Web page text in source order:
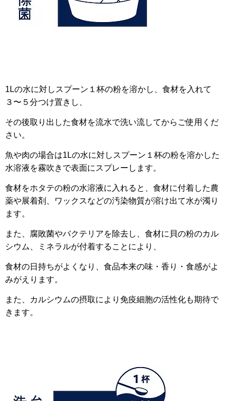
1Lの水に対しスプーン１杯の粉を溶かし、食材を入れて
３〜５分つけ置きし、
その後取り出した食材を流水で洗い流してからご使用くだ
さい。
魚や肉の場合は1Lの水に対しスプーン１杯の粉を溶かした
水溶液を霧吹きで表面にスプレーします。
食材をホタテの粉の水溶液に入れると、食材に付着した農
薬や展着剤、ワックスなどの汚染物質が溶け出て水が濁り
ます。
また、腐敗菌やバクテリアを除去し、食材に貝の粉のカル
シウム、ミネラルが付着することにより、
食材の日持ちがよくなり、食品本来の味・香り・食感がよ
みがえります。
また、カルシウムの摂取により免疫細胞の活性化も期待で
きます。